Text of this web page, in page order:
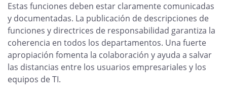
Estas funciones deben estar claramente comunicadas
y documentadas. La publicación de descripciones de
funciones y directrices de responsabilidad garantiza la
coherencia en todos los departamentos. Una fuerte
apropiación fomenta la colaboración y ayuda a salvar
las distancias entre los usuarios empresariales y los
equipos de TI.